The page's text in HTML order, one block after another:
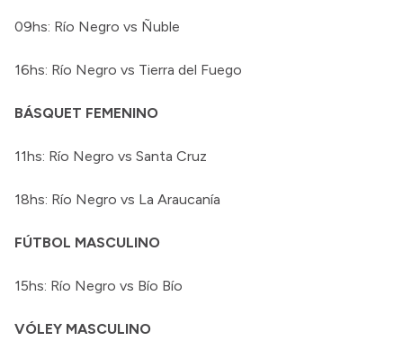
09hs: Río Negro vs Ñuble
16hs: Río Negro vs Tierra del Fuego
BÁSQUET FEMENINO
11hs: Río Negro vs Santa Cruz
18hs: Río Negro vs La Araucanía
FÚTBOL MASCULINO
15hs: Río Negro vs Bío Bío
VÓLEY MASCULINO